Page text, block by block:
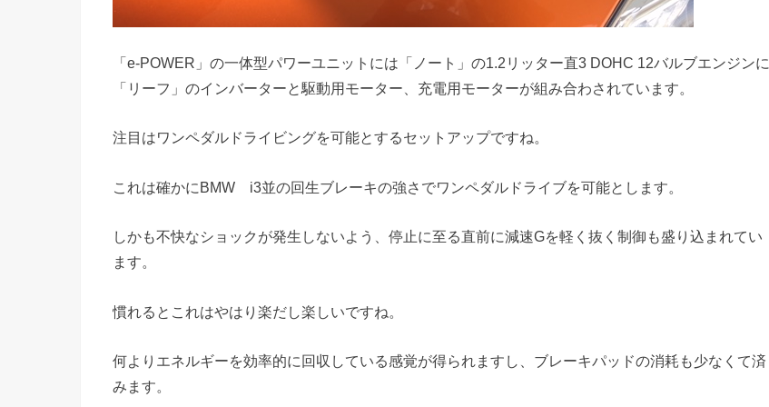
「e-POWER」の一体型パワーユニットには「ノート」の1.2リッター直3 DOHC 12バルブエンジンに
「リーフ」のインバーターと駆動用モーター、充電用モーターが組み合わされています。
注目はワンペダルドライビングを可能とするセットアップですね。
これは確かにBMW i3並の回生ブレーキの強さでワンペダルドライブを可能とします。
しかも不快なショックが発生しないよう、停止に至る直前に減速Gを軽く抜く制御も盛り込まれてい
ます。
慣れるとこれはやはり楽だし楽しいですね。
何よりエネルギーを効率的に回収している感覚が得られますし、ブレーキパッドの消耗も少なくて済
みます。